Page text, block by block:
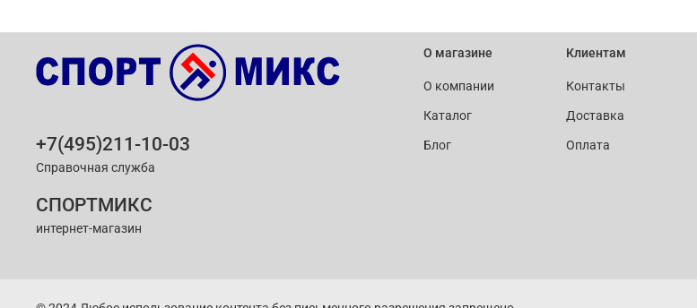
О магазине
О компании
Каталог
Блог
Клиентам
Контакты
Доставка
Оплата
+7(495)211-10-03
Справочная служба
СПОРТМИКС
интернет-магазин